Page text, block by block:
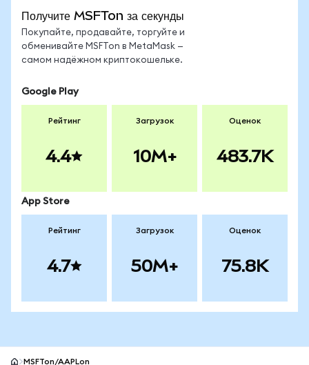
Получите MSFTon за секунды
Покупайте, продавайте, торгуйте и
обменивайте MSFTon в MetaMask —
самом надёжном криптокошельке.
Google Play
Рейтинг
4.4
Загрузок
10M+
Оценок
483.7K
App Store
Рейтинг
4.7
Загрузок
50M+
Оценок
75.8K
MSFTon/AAPLon